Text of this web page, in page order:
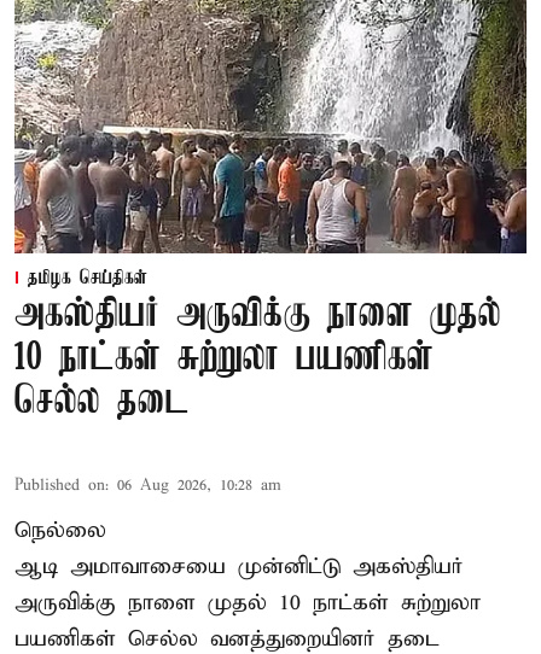
தமிழக செய்திகள்
அகஸ்தியர் அருவிக்கு நாளை முதல்
10 நாட்கள் சுற்றுலா பயணிகள்
செல்ல தடை
Published on: 06 Aug 2026, 10:28 am
நெல்லை
ஆடி அமாவாசையை முன்னிட்டு அகஸ்தியர்
அருவிக்கு நாளை முதல் 10 நாட்கள் சுற்றுலா
பயணிகள் செல்ல வனத்துறையினர் தடை